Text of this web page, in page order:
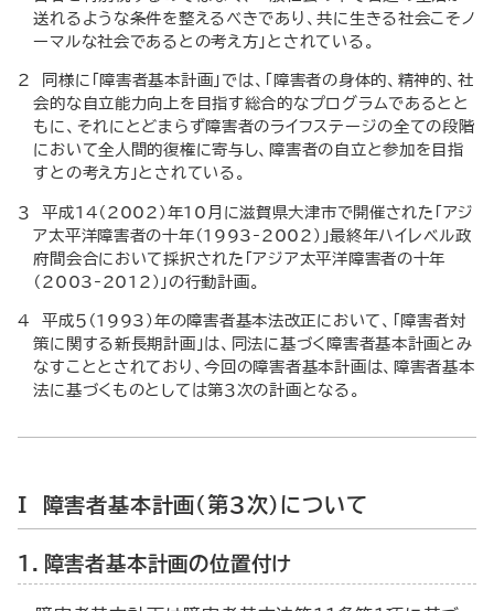
送れるような条件を整えるべきであり、共に生きる社会こそノ
ーマルな社会であるとの考え方」とされている。
２ 同様に「障害者基本計画」では、「障害者の身体的、精神的、社
会的な自立能力向上を目指す総合的なプログラムであるとと
もに、それにとどまらず障害者のライフステージの全ての段階
において全人間的復権に寄与し、障害者の自立と参加を目指
すとの考え方」とされている。
３ 平成14（2002）年10月に滋賀県大津市で開催された「アジ
ア太平洋障害者の十年（1993-2002）」最終年ハイレベル政
府間会合において採択された「アジア太平洋障害者の十年
（2003-2012）」の行動計画。
４ 平成５（1993）年の障害者基本法改正において、「障害者対
策に関する新長期計画」は、同法に基づく障害者基本計画とみ
なすこととされており、今回の障害者基本計画は、障害者基本
法に基づくものとしては第３次の計画となる。
I 障害者基本計画（第３次）について
１．障害者基本計画の位置付け